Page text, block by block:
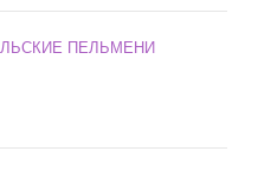
ПЕЛЬМЕНИ